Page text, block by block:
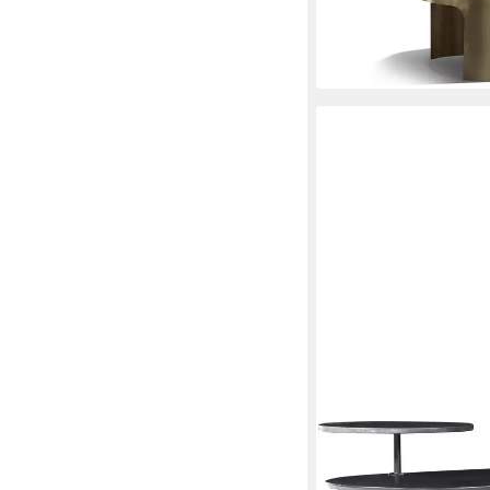
lieferbar in 12 Wochen
GUTMANN FACTORY
Couchtisch Grace,